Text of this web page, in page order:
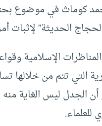
كوماث في موضوع
الحديثة” لإثبات
الإسلامية
التي تتم من خلالها
الجدل ليس الغاية
للعلماء.